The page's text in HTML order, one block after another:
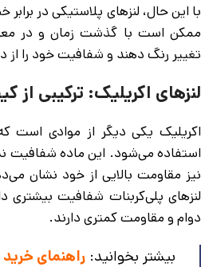
با این حال، لنزهای پلاستیکی در
تغییر رنگ دهند و شفافیت خود را
لنزهای اکریلیک: ترکیبی
اکریلیک یکی دیگر از موادی است
استفاده می‌شود. این ماده شفافیت
نیز مقاومت بالایی از خود نشان
لنزهای پلی‌کربنات شفافیت بیشتری
دوام و مقاومت کمتری دارند.
بیشتر بخوانید: راهنمای